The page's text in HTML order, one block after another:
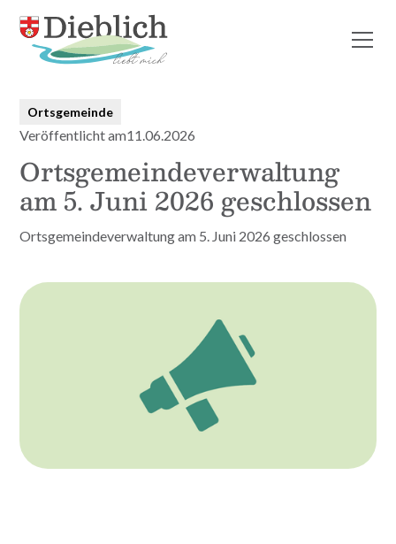
Alle Beiträge
Ortsgemeinde
Veröffentlicht am11.06.2026
Ortsgemeindeverwaltung
am 5. Juni 2026 geschlossen
Ortsgemeindeverwaltung am 5. Juni 2026 geschlossen